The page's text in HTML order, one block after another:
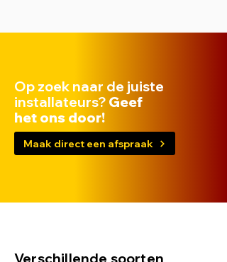
Op zoek naar de juiste
installateurs? Geef
het ons door!
Maak direct een afspraak
Verschillende soorten